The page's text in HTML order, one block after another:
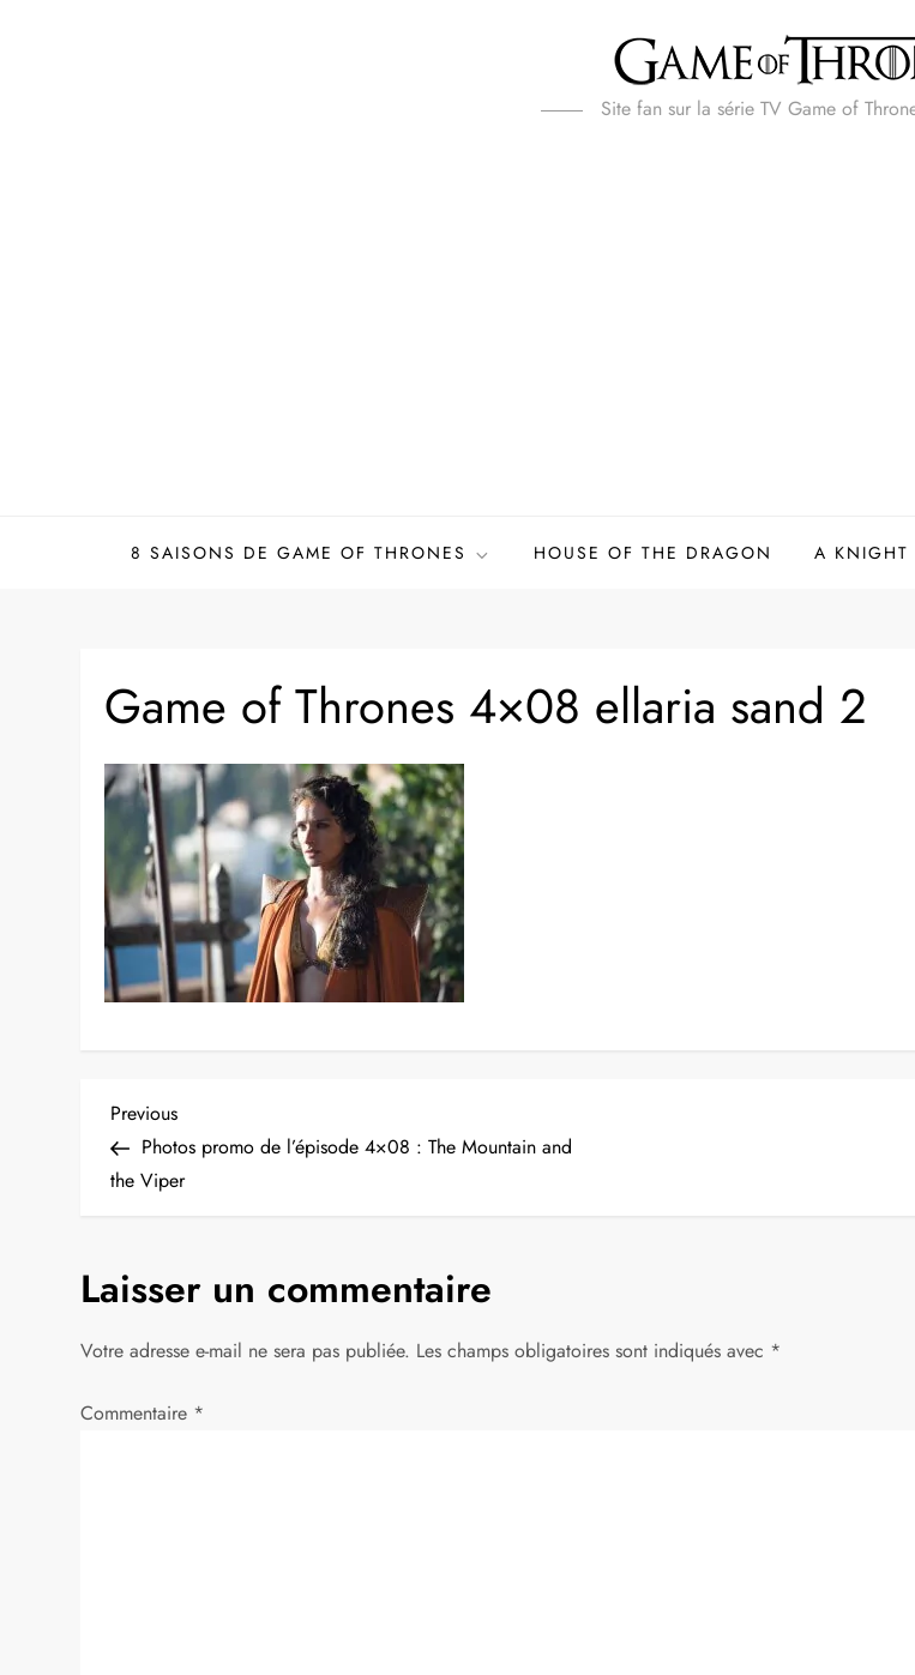
Site fan sur la série TV Game of
8 SAISONS DE GAME OF THRONES HOUSE OF THE DRAGON A KNIGHT
Game of Thrones 4×08 ellaria sand 2
N
a
i
g
a
Previous
Post
Previous
Photos promo de l’épisode 4×08 : The Mountain and
the Viper
Laisser un commentaire
Votre adresse e-mail ne sera pas publiée. Les champs obligatoires sont indiqués avec *
Commentaire *